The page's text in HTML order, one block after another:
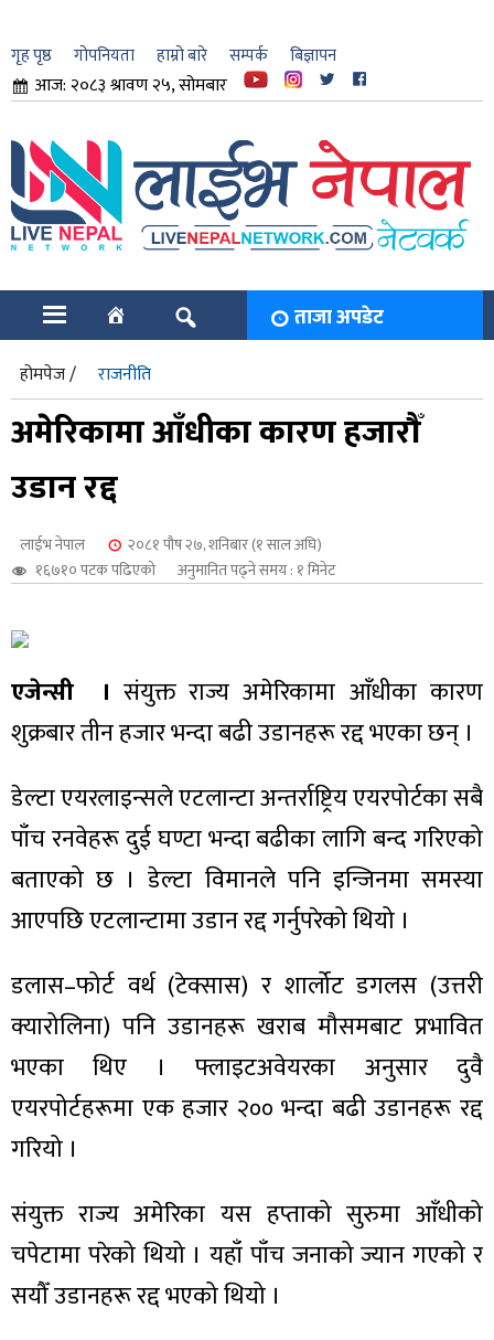
गृह पृष्ठ गोपनियता हाम्रो बारे सम्पर्क बिज्ञापन
आज: २०८३ श्रावण २५, सोमबार
ताजा अपडेट
होमपेज / राजनीति
अमेरिकामा आँधीका कारण हजारौँ
उडान रद्द
लाईभ नेपाल
२०८१ पौष २७, शनिबार (१ साल अघि)
१६७१० पटक पढिएको
अनुमानित पढ्ने समय : १ मिनेट
एजेन्सी । संयुक्त राज्य अमेरिकामा आँधीका कारण
शुक्रबार तीन हजार भन्दा बढी उडानहरू रद्द भएका छन् ।
डेल्टा एयरलाइन्सले एटलान्टा अन्तर्राष्ट्रिय एयरपोर्टका सबै
पाँच रनवेहरू दुई घण्टा भन्दा बढीका लागि बन्द गरिएको
बताएको छ । डेल्टा विमानले पनि इन्जिनमा समस्या
आएपछि एटलान्टामा उडान रद्द गर्नुपरेको थियो ।
डलास–फोर्ट वर्थ (टेक्सास) र शार्लोट डगलस (उत्तरी
क्यारोलिना) पनि उडानहरू खराब मौसमबाट प्रभावित
भएका थिए । फ्लाइटअवेयरका अनुसार दुवै
एयरपोर्टहरूमा एक हजार २०० भन्दा बढी उडानहरू रद्द
गरियो ।
संयुक्त राज्य अमेरिका यस हप्ताको सुरुमा आँधीको
चपेटामा परेको थियो । यहाँ पाँच जनाको ज्यान गएको र
सयौँ उडानहरू रद्द भएको थियो ।